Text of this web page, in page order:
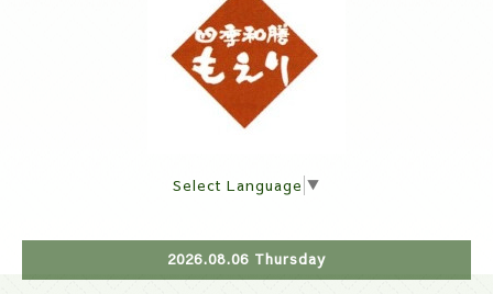
Select Language ▼
2026.08.06 Thursday